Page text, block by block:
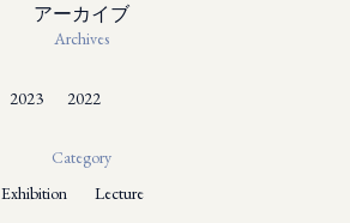
アーカイブ
Archives
2023 2022
Category
Exhibition Lecture